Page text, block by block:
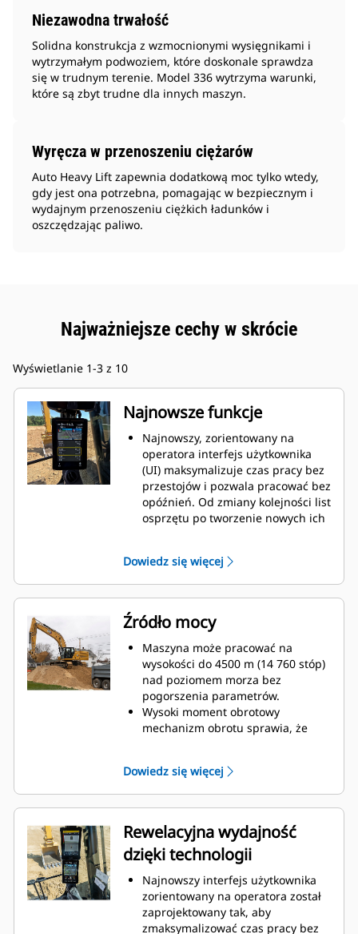
Niezawodna trwałość
Solidna konstrukcja z wzmocnionymi wysięgnikami i
wytrzymałym podwoziem, które doskonale sprawdza
się w trudnym terenie. Model 336 wytrzyma warunki,
które są zbyt trudne dla innych maszyn.
Wyręcza w przenoszeniu ciężarów
Auto Heavy Lift zapewnia dodatkową moc tylko wtedy,
gdy jest ona potrzebna, pomagając w bezpiecznym i
wydajnym przenoszeniu ciężkich ładunków i
oszczędzając paliwo.
Najważniejsze cechy w skrócie
Wyświetlanie 1-3 z 10
Najnowsze funkcje
Najnowszy, zorientowany na
operatora interfejs użytkownika
(UI) maksymalizuje czas pracy bez
przestojów i pozwala pracować bez
opóźnień. Od zmiany kolejności list
osprzętu po tworzenie nowych ich
skonfigurować maszyny i łatwo
uzyskać dostęp do informacji.
Interfejs pozwala operatorom
zachować dokładność i
maksymalnie wykorzystać każdą
sekundę zmiany. Dodanie
możliwości wprowadzania złączy i
osprzętu do systemu sprawia, że
konfigurowanie kombinacji
osprzętu roboczego jest bardzo
wydajne, co znacznie skraca czas
podczas wymiany osprzętu
roboczego Cat® i ułatwia jednej
osobie sprawdzanie i regulację
zużycia łyżki.
Dowiedz się więcej
Źródło mocy
Maszyna może pracować na
wysokości do 4500 m (14 760 stóp)
nad poziomem morza bez
pogorszenia parametrów.
Wysoki moment obrotowy
mechanizm obrotu sprawia, że
nierównościami terenu i ciągłą
stycznością z materiałami o
wysokiej udarności, dzięki czemu
operatorzy mogą sprawnie i
precyzyjnie wykonywać swoją
pracę.
Czy wiesz, że stosunek siły do
masy koparki zależy między innymi
od przegród wewnętrznych?
Dlatego w maszynach Caterpillar
Dowiedz się więcej
Rewelacyjna wydajność
dzięki technologii
Najnowszy interfejs użytkownika
zorientowany na operatora został
zaprojektowany tak, aby
zmaksymalizować czas pracy bez